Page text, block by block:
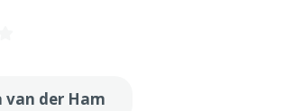
van der Ham